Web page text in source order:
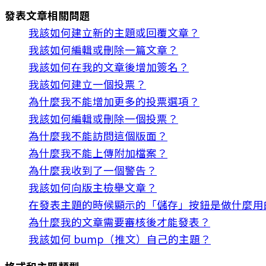
發表文章相關問題
我該如何建立新的主題或回覆文章？
我該如何編輯或刪除一篇文章？
我該如何在我的文章後增加簽名？
我該如何建立一個投票？
為什麼我不能增加更多的投票選項？
我該如何編輯或刪除一個投票？
為什麼我不能訪問這個版面？
為什麼我不能上傳附加檔案？
為什麼我收到了一個警告？
我該如何向版主檢舉文章？
在發表主題的時候顯示的「儲存」按鈕是做什麼
為什麼我的文章需要審核後才能發表？
我該如何 bump（推文）自己的主題？